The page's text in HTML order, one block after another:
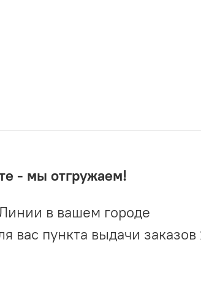
- мы отгружаем!
в вашем городе
пункта выдачи